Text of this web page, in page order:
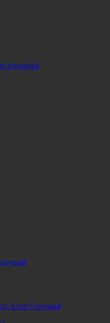
parroquial
Amor Conyugal